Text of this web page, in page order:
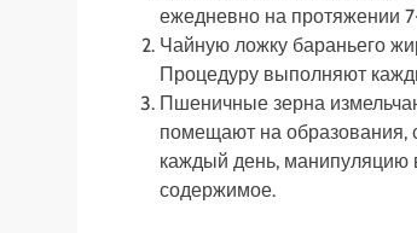
ежедневно на протяжении
Чайную ложку бараньего
Процедуру выполняют
Пшеничные зерна
помещают на образования,
каждый день, манипуляцию
содержимое.